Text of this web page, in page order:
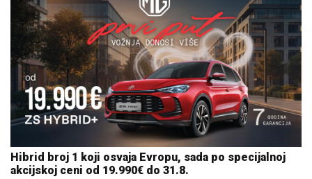
Hibrid broj 1 koji osvaja Evropu, sada po specijalnoj
akcijskoj ceni od 19.990€ do 31.8.